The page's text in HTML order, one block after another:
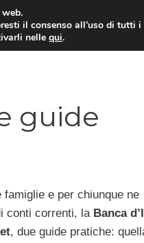
PRESTITI
guide
e per chiunque ne
conti correnti, la Banca
, due guide pratiche:
il consenso all’uso di tutti
nellequi.